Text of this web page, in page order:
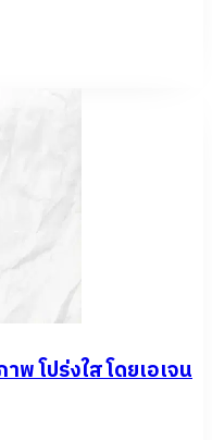
โปร่งใส โดยเอเจน